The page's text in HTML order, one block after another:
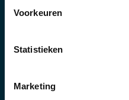
Voorkeuren
Statistieken
Marketing